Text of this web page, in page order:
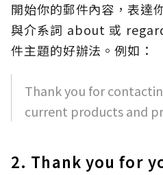
開始你的郵件內容，表達
與介系詞 about 或
件主題的好辦法。例如：
Thank you for
current products and
2. Thank you for